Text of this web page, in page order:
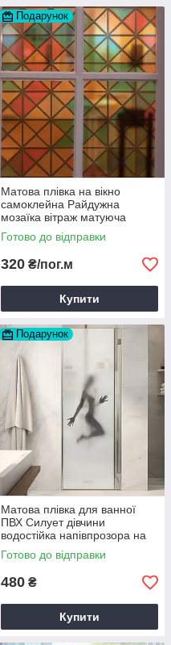
Подарунок
Матова плівка на вікно
самоклейна Райдужна
мозаїка вітраж матуюча
водостійка на шафу 1 пог.м
1000х1000 мм
Готово до відправки
320 ₴/пог.м
Купити
Подарунок
Матова плівка для ванної
ПВХ Силует дівчини
водостійка напівпрозора на
душову для скла 1000х1500
мм
Готово до відправки
480 ₴
Купити